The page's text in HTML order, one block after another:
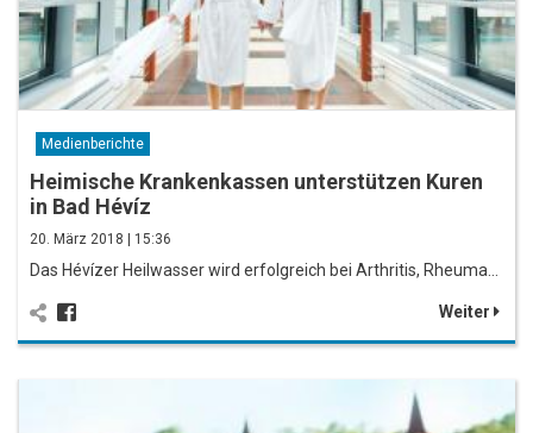
Medienberichte
Heimische Krankenkassen unterstützen Kuren
in Bad Hévíz
20. März 2018 | 15:36
Das Hévízer Heilwasser wird erfolgreich bei Arthritis, Rheuma…
Weiter